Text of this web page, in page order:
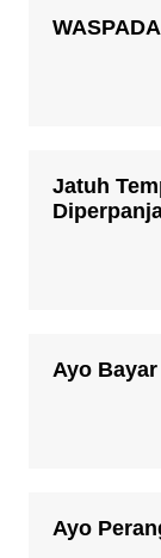
Jatuh
Ayo
Ayo